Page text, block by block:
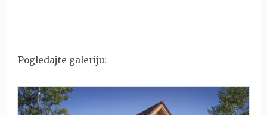
Pogledajte galeriju: